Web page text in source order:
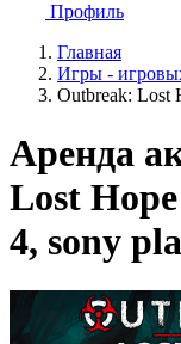
Профиль
Главная
Игры -
Outbreak: Lost
Аренда
Lost
4, sony